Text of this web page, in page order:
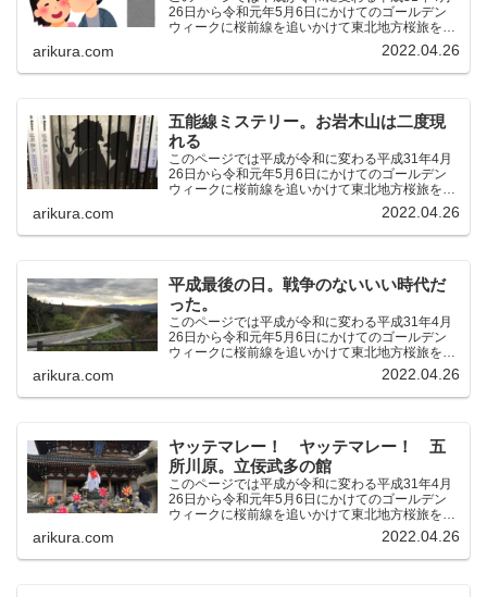
26日から令和元年5月6日にかけてのゴールデン
ウィークに桜前線を追いかけて東北地方桜旅を車
中泊大遠征10泊11日した時の記録をまとめたも
のです。（結論）「桜前線なんてものはテレビの
中にしか存在し...
arikura.com 2022.04.26
五能線ミステリー。お岩木山は二度現
れる
このページでは平成が令和に変わる平成31年4月
26日から令和元年5月6日にかけてのゴールデン
ウィークに桜前線を追いかけて東北地方桜旅を車
中泊大遠征10泊11日した時の記録をまとめたも
のです。（結論）「桜前線なんてものはテレビの
中にしか存在し...
arikura.com 2022.04.26
平成最後の日。戦争のないいい時代だ
った。
このページでは平成が令和に変わる平成31年4月
26日から令和元年5月6日にかけてのゴールデン
ウィークに桜前線を追いかけて東北地方桜旅を車
中泊大遠征10泊11日した時の記録をまとめたも
のです。（結論）「桜前線なんてものはテレビの
中にしか存在し...
arikura.com 2022.04.26
ヤッテマレー！ ヤッテマレー！ 五
所川原。立佞武多の館
このページでは平成が令和に変わる平成31年4月
26日から令和元年5月6日にかけてのゴールデン
ウィークに桜前線を追いかけて東北地方桜旅を車
中泊大遠征10泊11日した時の記録をまとめたも
のです。（結論）「桜前線なんてものはテレビの
中にしか存在し...
arikura.com 2022.04.26